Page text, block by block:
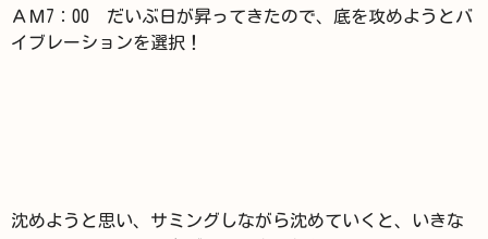
ＡＭ7：00 だいぶ日が昇ってきたので、底を攻めようとバ
イブレーションを選択！
沈めようと思い、サミングしながら沈めていくと、いきな